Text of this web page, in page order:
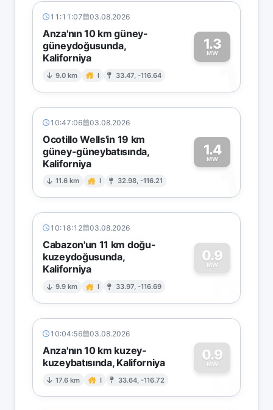
11:11:07 03.08.2026
Anza'nın 10 km güney-
güneydoğusunda,
Kaliforniya
9.0 km I 33.47, -116.64
1.3
MW
1
10:47:06 03.08.2026
Ocotillo Wells'in 19 km
güney-güneybatısında,
Kaliforniya
11.6 km I 32.98, -116.21
1.4
MW
1
10:18:12 03.08.2026
Cabazon'un 11 km doğu-
kuzeydoğusunda,
Kaliforniya
9.9 km I 33.97, -116.69
0.9
MW
0
10:04:56 03.08.2026
Anza'nın 10 km kuzey-
kuzeybatısında, Kaliforniya
17.6 km I 33.64, -116.72
0.9
MW
0